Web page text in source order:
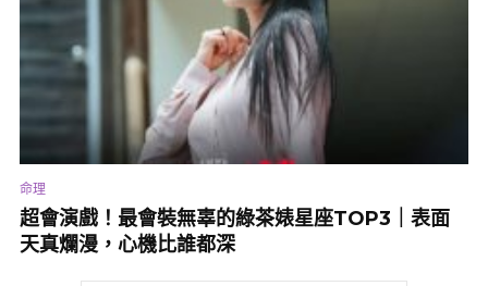
命理
超會演戲！最會裝無辜的綠茶婊星座TOP3｜表面
天真爛漫，心機比誰都深